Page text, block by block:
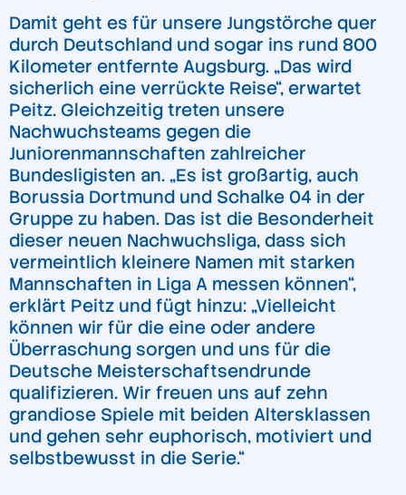
Damit geht es für unsere Jungstörche quer
durch Deutschland und sogar ins rund 800
Kilometer entfernte Augsburg. „Das wird
sicherlich eine verrückte Reise“, erwartet
Peitz. Gleichzeitig treten unsere
Nachwuchsteams gegen die
Juniorenmannschaften zahlreicher
Bundesligisten an. „Es ist großartig, auch
Borussia Dortmund und Schalke 04 in der
Gruppe zu haben. Das ist die Besonderheit
dieser neuen Nachwuchsliga, dass sich
vermeintlich kleinere Namen mit starken
Mannschaften in Liga A messen können“,
erklärt Peitz und fügt hinzu: „Vielleicht
können wir für die eine oder andere
Überraschung sorgen und uns für die
Deutsche Meisterschaftsendrunde
qualifizieren. Wir freuen uns auf zehn
grandiose Spiele mit beiden Altersklassen
und gehen sehr euphorisch, motiviert und
selbstbewusst in die Serie.“